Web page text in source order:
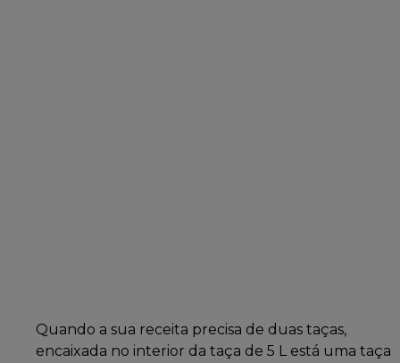
Quando a sua receita precisa de duas taças,
encaixada no interior da taça de 5 L está uma taça